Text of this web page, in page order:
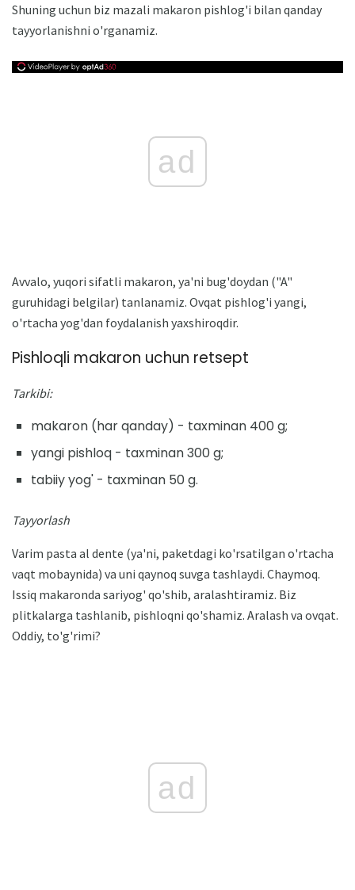
Shuning uchun biz mazali makaron pishlog'i bilan qanday
tayyorlanishni o'rganamiz.
ad
Avvalo, yuqori sifatli makaron, ya'ni bug'doydan ("A"
guruhidagi belgilar) tanlanamiz. Ovqat pishlog'i yangi,
o'rtacha yog'dan foydalanish yaxshiroqdir.
Pishloqli makaron uchun retsept
Tarkibi:
makaron (har qanday) - taxminan 400 g;
yangi pishloq - taxminan 300 g;
tabiiy yog' - taxminan 50 g.
Tayyorlash
Varim pasta al dente (ya'ni, paketdagi ko'rsatilgan o'rtacha
vaqt mobaynida) va uni qaynoq suvga tashlaydi. Chaymoq.
Issiq makaronda sariyog' qo'shib, aralashtiramiz. Biz
plitkalarga tashlanib, pishloqni qo'shamiz. Aralash va ovqat.
Oddiy, to'g'rimi?
ad